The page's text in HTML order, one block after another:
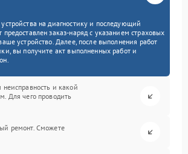
на диагностику и последующий
предоставлен заказ-наряд с указанием страховых
устройство. Далее, после выполнения работ
вы получите акт выполненных работ и
и какой
Для чего проводить
ремонт. Сможете